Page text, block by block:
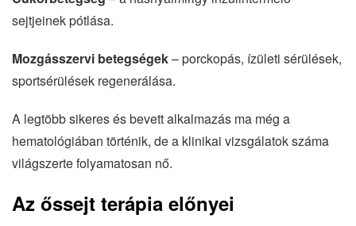
sejtjeinek pótlása.
Mozgásszervi betegségek– porckopás, ízületi sérülések,
sportsérülések regenerálása.
A legtöbb sikeres és bevett alkalmazás ma még a
hematológiában történik, de a klinikai vizsgálatok száma
világszerte folyamatosan nő.
Az őssejt terápia előnyei